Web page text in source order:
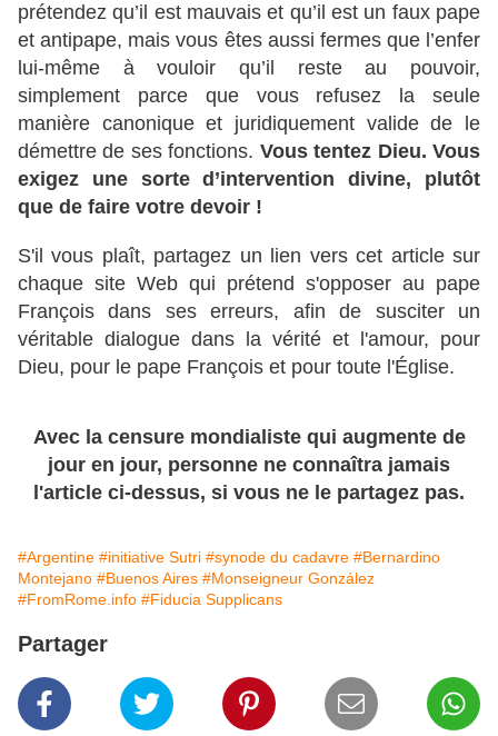
prétendez qu’il est mauvais et qu’il est un faux pape
et antipape, mais vous êtes aussi fermes que l’enfer
lui-même à vouloir qu’il reste au pouvoir,
simplement parce que vous refusez la seule
manière canonique et juridiquement valide de le
démettre de ses fonctions. Vous tentez Dieu. Vous
exigez une sorte d’intervention divine, plutôt
que de faire votre devoir !
S'il vous plaît, partagez un lien vers cet article sur
chaque site Web qui prétend s'opposer au pape
François dans ses erreurs, afin de susciter un
véritable dialogue dans la vérité et l'amour, pour
Dieu, pour le pape François et pour toute l'Église.
Avec la censure mondialiste qui augmente de
jour en jour, personne ne connaîtra jamais
l'article ci-dessus, si vous ne le partagez pas.
#Argentine #initiative Sutri #synode du cadavre #Bernardino
Montejano #Buenos Aires #Monseigneur González
#FromRome.info #Fiducia Supplicans
Partager